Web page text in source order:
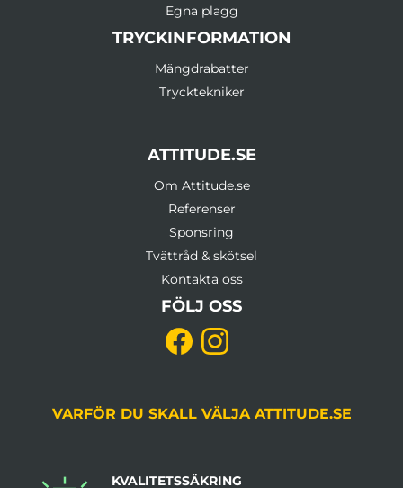
Egna plagg
TRYCKINFORMATION
Mängdrabatter
Trycktekniker
ATTITUDE.SE
Om Attitude.se
Referenser
Sponsring
Tvättråd & skötsel
Kontakta oss
FÖLJ OSS
VARFÖR DU SKALL VÄLJA ATTITUDE.SE
KVALITETSSÄKRING